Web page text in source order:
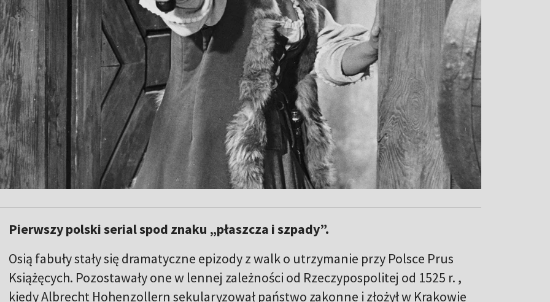
Pierwszy polski serial spod znaku „płaszcza i szpady”.
Osią fabuły stały się dramatyczne epizody z walk o utrzymanie przy Polsce Prus
Książęcych. Pozostawały one w lennej zależności od Rzeczypospolitej od 1525 r. ,
kiedy Albrecht Hohenzollern sekularyzował państwo zakonne i złożył w Krakowie